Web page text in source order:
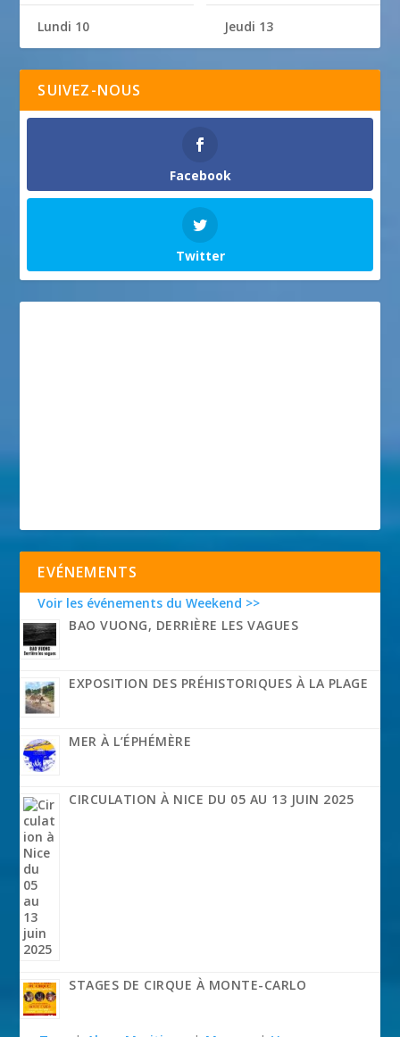
Lundi 10 Jeudi 13
SUIVEZ-NOUS
Facebook
Twitter
EVÉNEMENTS
Voir les événements du Weekend >>
BAO VUONG, DERRIÈRE LES VAGUES
EXPOSITION DES PRÉHISTORIQUES À LA PLAGE
MER À L’ÉPHÉMÈRE
CIRCULATION À NICE DU 05 AU 13 JUIN 2025
STAGES DE CIRQUE À MONTE-CARLO